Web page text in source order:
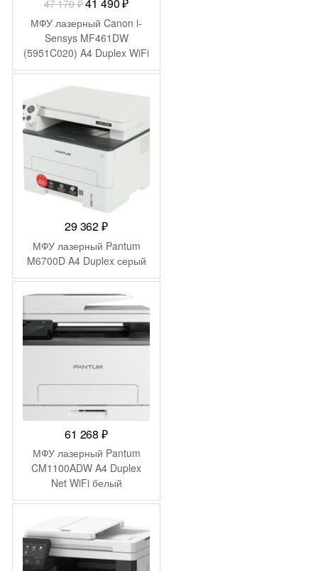
47 170₽
цена
составляла
47
170 ₽.
41 490₽
цена:
41
490 ₽.
МФУ лазерный Canon i-
Sensys MF461DW
(5951C020) A4 Duplex WiFi
белый
29 362₽
МФУ лазерный Pantum
M6700D A4 Duplex серый
61 268₽
МФУ лазерный Pantum
CM1100ADW A4 Duplex
Net WiFi белый